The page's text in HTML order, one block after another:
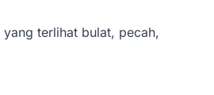
yang terlihat bulat, pecah,